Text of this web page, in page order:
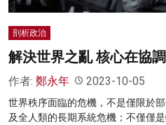
剖析政治
解決世界之亂 核心在協
作者: 鄭永年 2023-10-05
世界秩序面臨的危機，不是僅限於
及全人類的長期系統危機；不僅僅